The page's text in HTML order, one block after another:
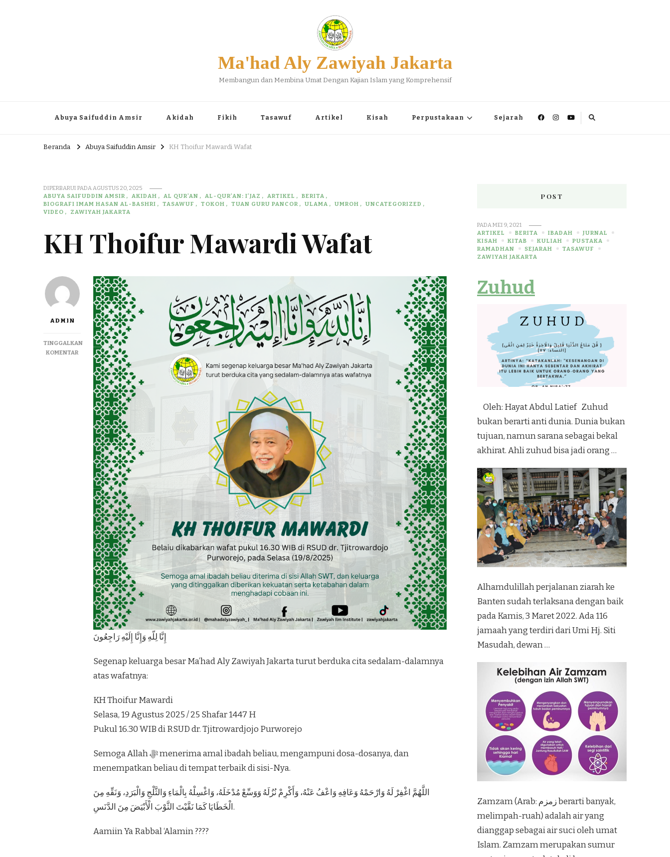
Ma'had Aly Zawiyah Jakarta
Membangun dan Membina Umat Dengan Kajian Islam yang Komprehensif
Abuya Saifuddin Amsir Akidah Fikih Tasawuf Artikel Kisah Perpustakaan Sejarah
Beranda Abuya Saifuddin Amsir KH Thoifur Mawardi Wafat
DIPERBARUI PADAAGUSTUS 20, 2025
ABUYA SAIFUDDIN AMSIR
AKIDAH AL QUR'AN AL-QUR’AN: I’JAZ ARTIKEL
BERITA
BIOGRAFI IMAM HASAN AL-BASHRI
TASAWUF TOKOH TUAN GURU PANCOR ULAMA UMROH
UNCATEGORIZED
VIDEO
ZAWIYAH JAKARTA
KH Thoifur Mawardi Wafat
ADMIN
TINGGALKAN
KOMENTAR
إِنَّا لِلّهِ وَإِنَّا إِلَيْهِ رَاجِعُونَ
Segenap keluarga besar Ma’had Aly Zawiyah Jakarta turut berduka cita sedalam-dalamnya
atas wafatnya:
KH Thoifur Mawardi
Selasa, 19 Agustus 2025 / 25 Shafar 1447 H
Pukul 16.30 WIB di RSUD dr. Tjitrowardjojo Purworejo
Semoga Allah ﷻ menerima amal ibadah beliau, mengampuni dosa-dosanya, dan
menempatkan beliau di tempat terbaik di sisi-Nya.
اللَّهُمَّ اغْفِرْ لَهُ وَارْحَمْهُ وَعَافِهِ وَاعْفُ عَنْهُ، وَأَكْرِمْ نُزُلَهُ وَوَسِّعْ مُدْخَلَهُ، وَاغْسِلْهُ بِالْمَاءِ وَالثَّلْجِ وَالْبَرَدِ، وَنَقِّهِ مِنَ
الْخَطَايَا كَمَا نَقَّيْتَ الثَّوْبَ الْأَبْيَضَ مِنَ الدَّنَسِ.
Aamiin Ya Rabbal ‘Alamin ????
POST
PADAMEI 9, 2021
ARTIKEL
BERITA IBADAH
JURNAL
KISAH
KITAB KULIAH
PUSTAKA
RAMADHAN
SEJARAH
TASAWUF
ZAWIYAH JAKARTA
Zuhud
Oleh: Hayat Abdul Latief Zuhud
bukan berarti anti dunia. Dunia bukan
tujuan, namun sarana sebagai bekal
akhirat. Ahli zuhud bisa jadi orang …
Alhamdulillah perjalanan ziarah ke
Banten sudah terlaksana dengan baik
pada Kamis, 3 Maret 2022. Ada 116
jamaah yang terdiri dari Umi Hj. Siti
Masudah, dewan …
Zamzam (Arab: زمزم‎ berarti banyak,
melimpah-ruah) adalah air yang
dianggap sebagai air suci oleh umat
Islam. Zamzam merupakan sumur